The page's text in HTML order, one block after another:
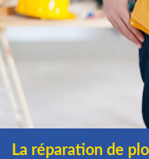
La réparation de